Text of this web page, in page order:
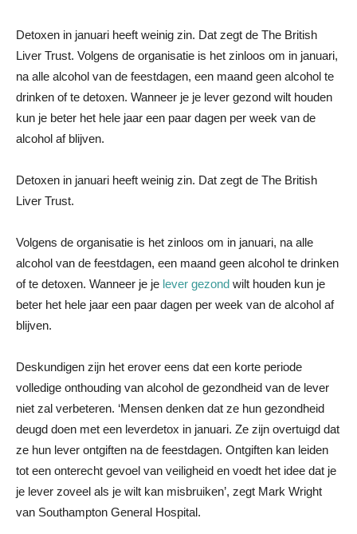
Detoxen in januari heeft weinig zin. Dat zegt de The British
Liver Trust. Volgens de organisatie is het zinloos om in januari,
na alle alcohol van de feestdagen, een maand geen alcohol te
drinken of te detoxen. Wanneer je je lever gezond wilt houden
kun je beter het hele jaar een paar dagen per week van de
alcohol af blijven.
Detoxen in januari heeft weinig zin. Dat zegt de The British
Liver Trust.
Volgens de organisatie is het zinloos om in januari, na alle
alcohol van de feestdagen, een maand geen alcohol te drinken
of te detoxen. Wanneer je je lever gezond wilt houden kun je
beter het hele jaar een paar dagen per week van de alcohol af
blijven.
Deskundigen zijn het erover eens dat een korte periode
volledige onthouding van alcohol de gezondheid van de lever
niet zal verbeteren. ‘Mensen denken dat ze hun gezondheid
deugd doen met een leverdetox in januari. Ze zijn overtuigd dat
ze hun lever ontgiften na de feestdagen. Ontgiften kan leiden
tot een onterecht gevoel van veiligheid en voedt het idee dat je
je lever zoveel als je wilt kan misbruiken’, zegt Mark Wright
van Southampton General Hospital.